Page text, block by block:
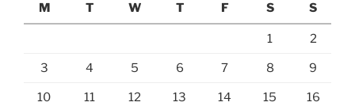
M
T W T F S S
1 2
3 4 5 6 7 8 9
10 11 12 13 14 15 16